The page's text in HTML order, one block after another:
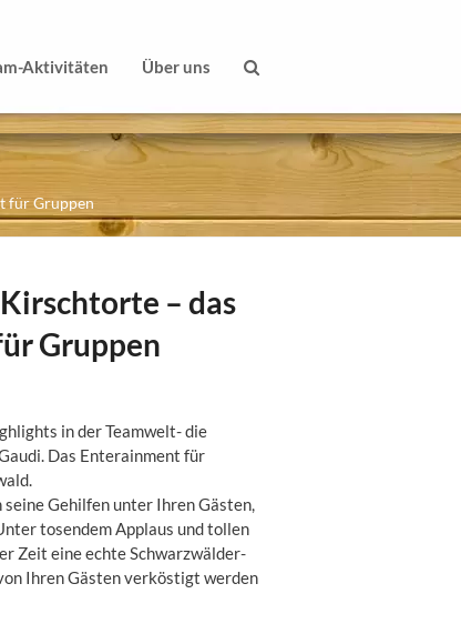
Aktivitäten Über uns
für Gruppen
– das
Gruppen
in der Teamwelt- die
Das Enterainment für
Gehilfen unter Ihren Gästen,
tosendem Applaus und tollen
Zeit eine echte Schwarzwälder-
Ihren Gästen verköstigt werden